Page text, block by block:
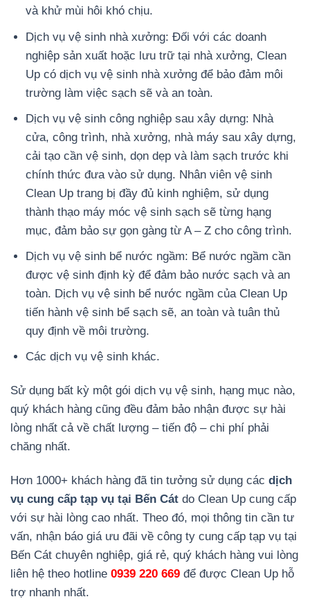
và khử mùi hôi khó chịu.
Dịch vụ vệ sinh nhà xưởng: Đối với các doanh
nghiệp sản xuất hoặc lưu trữ tại nhà xưởng, Clean
Up có dịch vụ vệ sinh nhà xưởng để bảo đảm môi
trường làm việc sạch sẽ và an toàn.
Dịch vụ vệ sinh công nghiệp sau xây dựng: Nhà
cửa, công trình, nhà xưởng, nhà máy sau xây dựng,
cải tạo cần vệ sinh, dọn dẹp và làm sạch trước khi
chính thức đưa vào sử dụng. Nhân viên vệ sinh
Clean Up trang bị đầy đủ kinh nghiệm, sử dụng
thành thạo máy móc vệ sinh sạch sẽ từng hạng
mục, đảm bảo sự gọn gàng từ A – Z cho công trình.
Dịch vụ vệ sinh bể nước ngầm: Bể nước ngầm cần
được vệ sinh định kỳ để đảm bảo nước sạch và an
toàn. Dịch vụ vệ sinh bể nước ngầm của Clean Up
tiến hành vệ sinh bể sạch sẽ, an toàn và tuân thủ
quy định về môi trường.
Các dịch vụ vệ sinh khác.
Sử dụng bất kỳ một gói dịch vụ vệ sinh, hạng mục nào,
quý khách hàng cũng đều đảm bảo nhận được sự hài
lòng nhất cả về chất lượng – tiến độ – chi phí phải
chăng nhất.
Hơn 1000+ khách hàng đã tin tưởng sử dụng các dịch
vụ cung cấp tạp vụ tại Bến Cát do Clean Up cung cấp
với sự hài lòng cao nhất. Theo đó, mọi thông tin cần tư
vấn, nhận báo giá ưu đãi về công ty cung cấp tạp vụ tại
Bến Cát chuyên nghiệp, giá rẻ, quý khách hàng vui lòng
liên hệ theo hotline 0939 220 669 để được Clean Up hỗ
trợ nhanh nhất.